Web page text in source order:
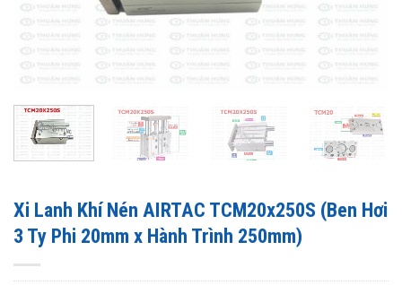
Xi Lanh Khí Nén AIRTAC TCM20x250S (Ben Hơi
3 Ty Phi 20mm x Hành Trình 250mm)